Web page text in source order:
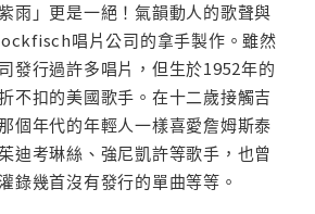
雨」更是一絕！氣韻動人的歌聲與
唱片公司的拿手製作。雖然
發行過許多唱片，但生於1952年的
不扣的美國歌手。在十二歲接觸吉
個年代的年輕人一樣喜愛詹姆斯泰
迪考琳絲、強尼凱許等歌手，也曾
錄幾首沒有發行的單曲等等。